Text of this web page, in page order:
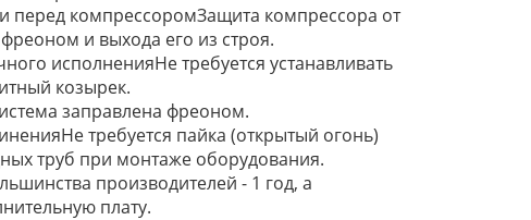
перед компрессоромЗащита компрессора от
и выхода его из строя.
исполненияНе требуется устанавливать
козырек.
заправлена фреоном.
требуется пайка (открытый огонь)
труб при монтаже оборудования.
производителей - 1 год, а
плату.